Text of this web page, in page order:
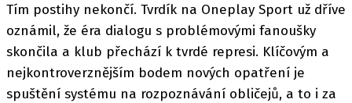
Tím postihy nekončí. Tvrdík na Oneplay Sport už dříve
oznámil, že éra dialogu s problémovými fanoušky
skončila a klub přechází k tvrdé represi. Klíčovým a
nejkontroverznějším bodem nových opatření je
spuštění systému na rozpoznávání obličejů, a to i za